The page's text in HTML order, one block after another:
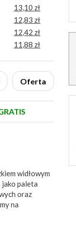
13,10 zł
12,83 zł
12,42 zł
11,88 zł
Oferta
widłowym
jako paleta
oraz
na